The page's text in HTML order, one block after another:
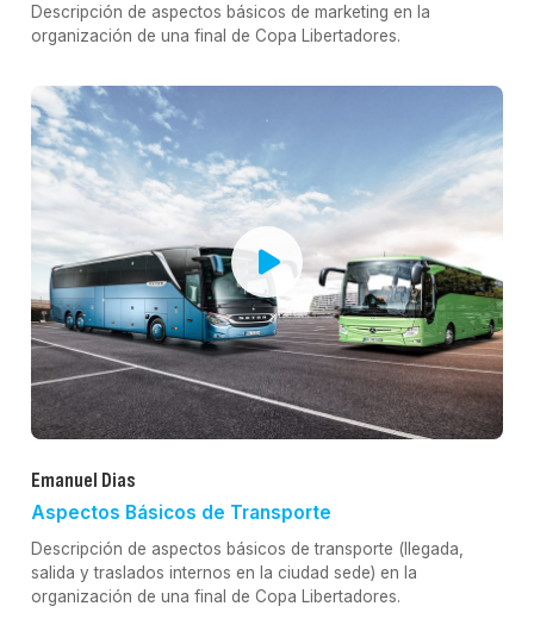
Descripción de aspectos básicos de marketing en la
organización de una final de Copa Libertadores.
Emanuel Dias
Aspectos Básicos de Transporte
Descripción de aspectos básicos de transporte (llegada,
salida y traslados internos en la ciudad sede) en la
organización de una final de Copa Libertadores.